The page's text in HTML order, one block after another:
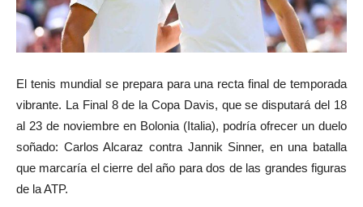
El tenis mundial se prepara para una recta final de temporada
vibrante. La Final 8 de la Copa Davis, que se disputará del 18
al 23 de noviembre en Bolonia (Italia), podría ofrecer un duelo
soñado: Carlos Alcaraz contra Jannik Sinner, en una batalla
que marcaría el cierre del año para dos de las grandes figuras
de la ATP.